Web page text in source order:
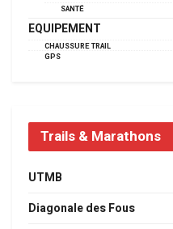
SANTÉ
EQUIPEMENT
CHAUSSURE TRAIL
GPS
Trails & Marathons
UTMB
Diagonale des Fous